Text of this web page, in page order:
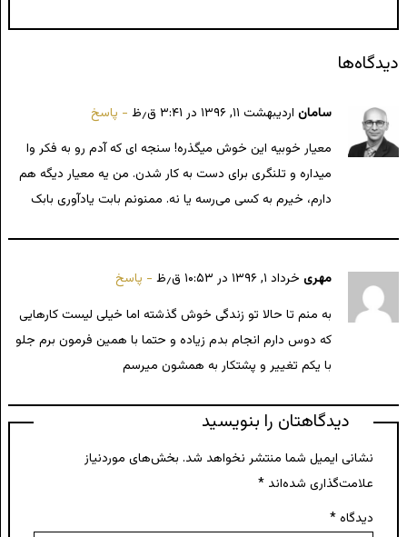
دیدگاه‌ها
سامان اردیبهشت ۱۱, ۱۳۹۶ در ۳:۴۱ ق٫ظ
پاسخ
معیار خوبیه این خوش میگذره! سنجه ای که آدم رو به فکر وا
میداره و تلنگری برای دست به کار شدن. من یه معیار دیگه هم
دارم، خیرم به کسی می‌رسه یا نه. ممنونم بابت یادآوری بابک
مهری خرداد ۱, ۱۳۹۶ در ۱۰:۵۳ ق٫ظ
پاسخ
به منم تا حالا تو زندگی خوش گذشته اما خیلی لیست کارهایی
که دوس دارم انجام بدم زیاده و حتما با همین فرمون برم جلو
با یکم تغییر و پشتکار به همشون میرسم
دیدگاهتان را بنویسید
نشانی ایمیل شما منتشر نخواهد شد. بخش‌های موردنیاز
علامت‌گذاری شده‌اند *
دیدگاه*